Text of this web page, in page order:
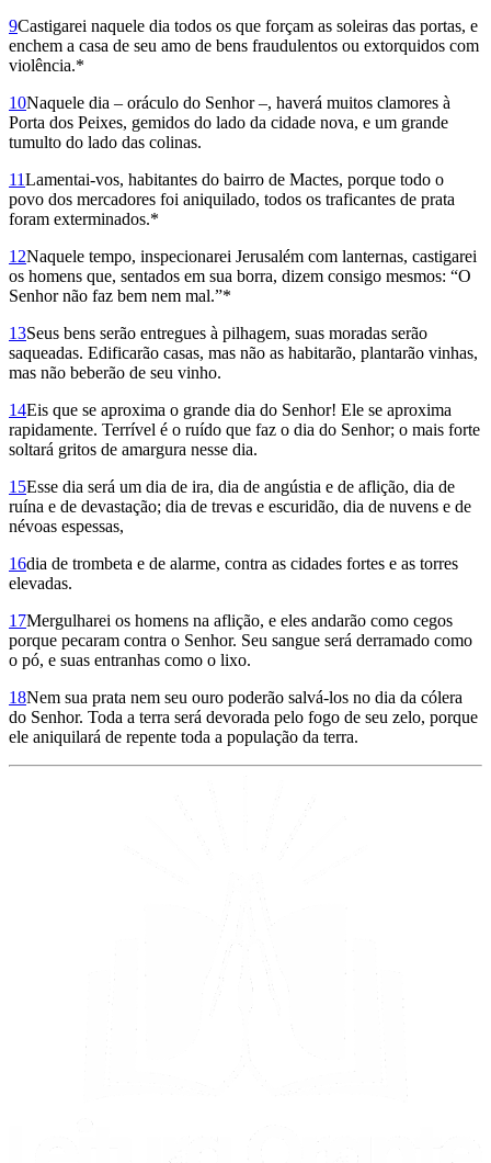
9Castigarei naquele dia todos os que forçam as soleiras das portas, e
enchem a casa de seu amo de bens fraudulentos ou extorquidos com
violência.*
10Naquele dia – oráculo do Senhor –, haverá muitos clamores à
Porta dos Peixes, gemidos do lado da cidade nova, e um grande
tumulto do lado das colinas.
11Lamentai-vos, habitantes do bairro de Mactes, porque todo o
povo dos mercadores foi aniquilado, todos os traficantes de prata
foram exterminados.*
12Naquele tempo, inspecionarei Jerusalém com lanternas, castigarei
os homens que, sentados em sua borra, dizem consigo mesmos: “O
Senhor não faz bem nem mal.”*
13Seus bens serão entregues à pilhagem, suas moradas serão
saqueadas. Edificarão casas, mas não as habitarão, plantarão vinhas,
mas não beberão de seu vinho.
14Eis que se aproxima o grande dia do Senhor! Ele se aproxima
rapidamente. Terrível é o ruído que faz o dia do Senhor; o mais forte
soltará gritos de amargura nesse dia.
15Esse dia será um dia de ira, dia de angústia e de aflição, dia de
ruína e de devastação; dia de trevas e escuridão, dia de nuvens e de
névoas espessas,
16dia de trombeta e de alarme, contra as cidades fortes e as torres
elevadas.
17Mergulharei os homens na aflição, e eles andarão como cegos
porque pecaram contra o Senhor. Seu sangue será derramado como
o pó, e suas entranhas como o lixo.
18Nem sua prata nem seu ouro poderão salvá-los no dia da cólera
do Senhor. Toda a terra será devorada pelo fogo de seu zelo, porque
ele aniquilará de repente toda a população da terra.